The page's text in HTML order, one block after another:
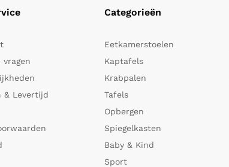
vragen
& Levertijd
Categorieën
Eetkamerstoelen
Kaptafels
Krabpalen
Tafels
Opbergen
Spiegelkasten
Baby & Kind
Sport